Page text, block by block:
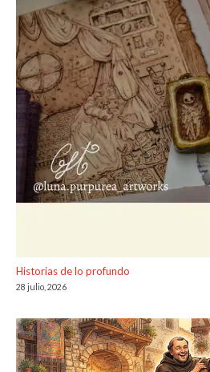
Historias de lo profundo
28 julio, 2026